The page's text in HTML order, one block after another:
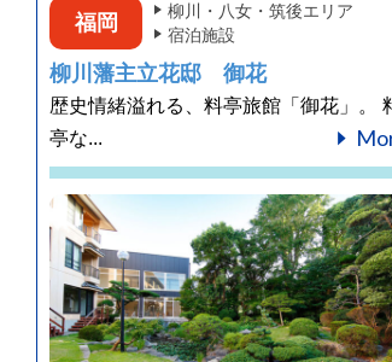
福岡
柳川・八女・筑後エリア
宿泊施設
柳川藩主立花邸 御花
歴史情緒溢れる、料亭旅館「御花」。
亭な...